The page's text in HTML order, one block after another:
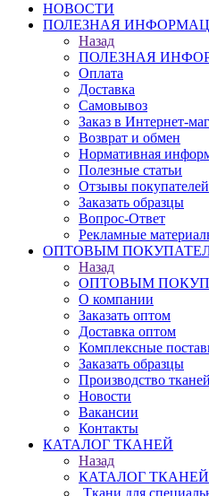
НОВОСТИ
ПОЛЕЗНАЯ
Назад
ПОЛЕЗНАЯ
Оплата
Доставка
Самовывоз
Заказ в Интернет-
Возврат и обмен
Нормативная
Полезные статьи
Отзывы покупателей
Заказать образцы
Вопрос-Ответ
Рекламные
ОПТОВЫМ
Назад
ОПТОВЫМ
О компании
Заказать оптом
Доставка оптом
Комплексные
Заказать образцы
Производство
Новости
Вакансии
Контакты
КАТАЛОГ ТКАНЕЙ
Назад
КАТАЛОГ ТКАНЕЙ
Ткани для